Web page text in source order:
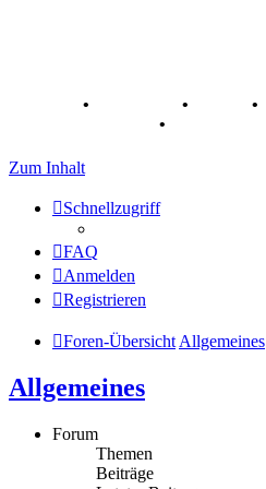
• • •
•
Zum Inhalt
Schnellzugriff
FAQ
Anmelden
Registrieren
Foren-Übersicht Allgemeines
Allgemeines
Forum
Themen
Beiträge